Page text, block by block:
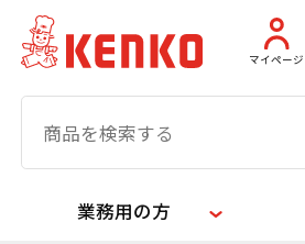
マイページ
業務用の方